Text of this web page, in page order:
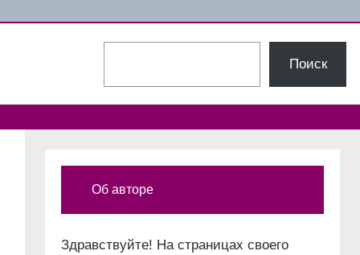
Поиск
Об авторе
Здравствуйте! На страницах своего